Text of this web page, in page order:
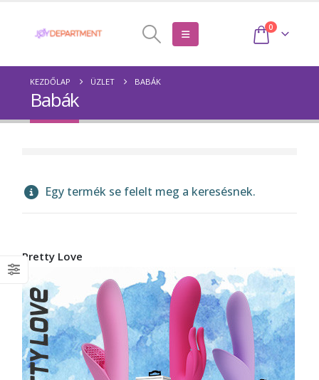
0
KEZDŐLAP ÜZLET BABÁK
Babák
Egy termék se felelt meg a keresésnek.
Pretty Love